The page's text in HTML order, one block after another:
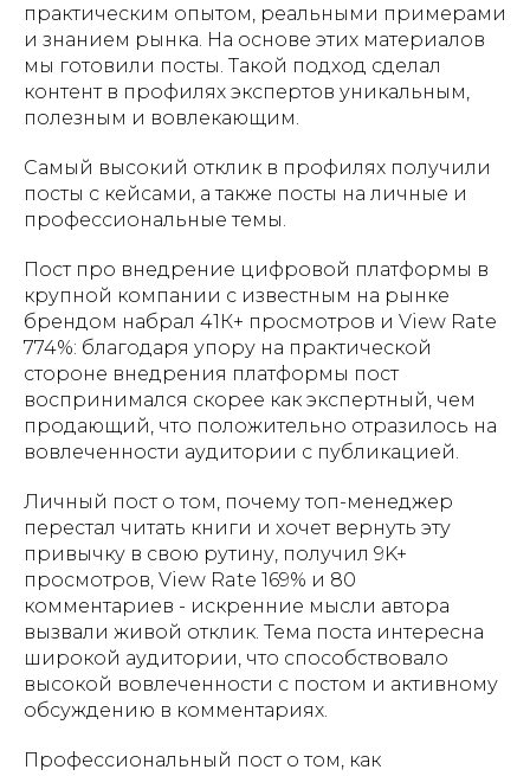
практическим опытом, реальными примерами
и знанием рынка. На основе этих материалов
мы готовили посты. Такой подход сделал
контент в профилях экспертов уникальным,
полезным и вовлекающим.
Самый высокий отклик в профилях получили
посты с кейсами, а также посты на личные и
профессиональные темы.
Пост про внедрение цифровой платформы в
крупной компании с известным на рынке
брендом набрал 41К+ просмотров и View Rate
774%: благодаря упору на практической
стороне внедрения платформы пост
воспринимался скорее как экспертный, чем
продающий, что положительно отразилось на
вовлеченности аудитории с публикацией.
Личный пост о том, почему топ-менеджер
перестал читать книги и хочет вернуть эту
привычку в свою рутину, получил 9K+
просмотров, View Rate 169% и 80
комментариев - искренние мысли автора
вызвали живой отклик. Тема поста интересна
широкой аудитории, что способствовало
высокой вовлеченности с постом и активному
обсуждению в комментариях.
Профессиональный пост о том, как